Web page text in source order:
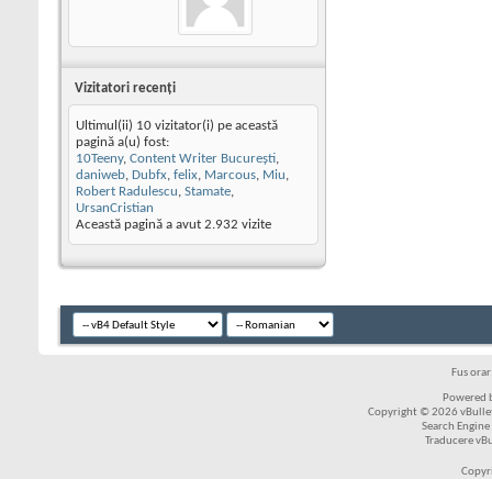
Vizitatori recenţi
Ultimul(ii) 10 vizitator(i) pe această
pagină a(u) fost:
10Teeny, Content Writer Bucureşti,
daniweb, Dubfx, felix, Marcous, Miu,
Robert Radulescu, Stamate,
UrsanCristian
Această pagină a avut 2.932 vizite
Fus
Powered
Copyright © 2026
Search
Traducere